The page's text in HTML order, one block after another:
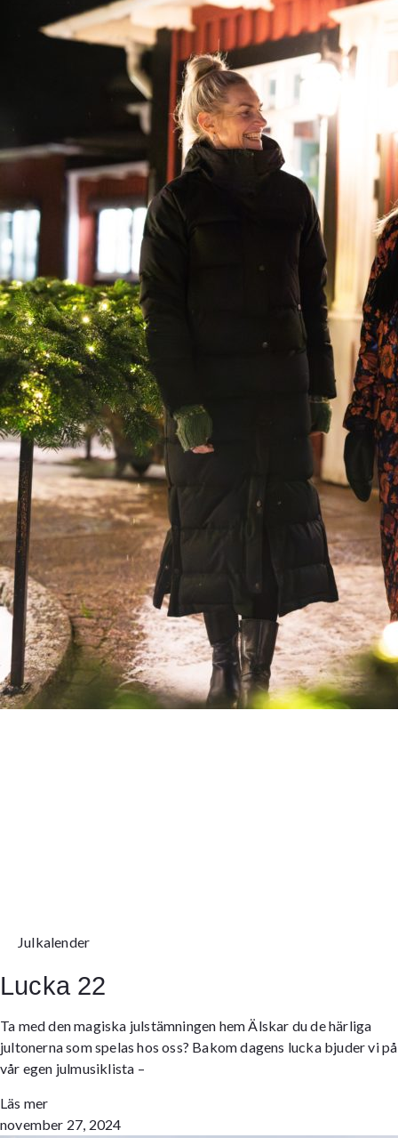
Julkalender
Lucka 22
Ta med den magiska julstämningen hem Älskar du de härliga
jultonerna som spelas hos oss? Bakom dagens lucka bjuder vi på
vår egen julmusiklista –
Läs mer
november 27, 2024